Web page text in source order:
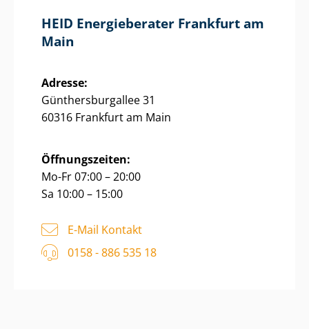
HEID Energieberater Frankfurt am
Main
Adresse:
Gün­thers­bur­g­al­lee 31
60316 Frankfurt am Main
Öffnungszeiten:
Mo-Fr 07:00 – 20:00
Sa 10:00 – 15:00
E-Mail Kontakt
0158 - 886 535 18